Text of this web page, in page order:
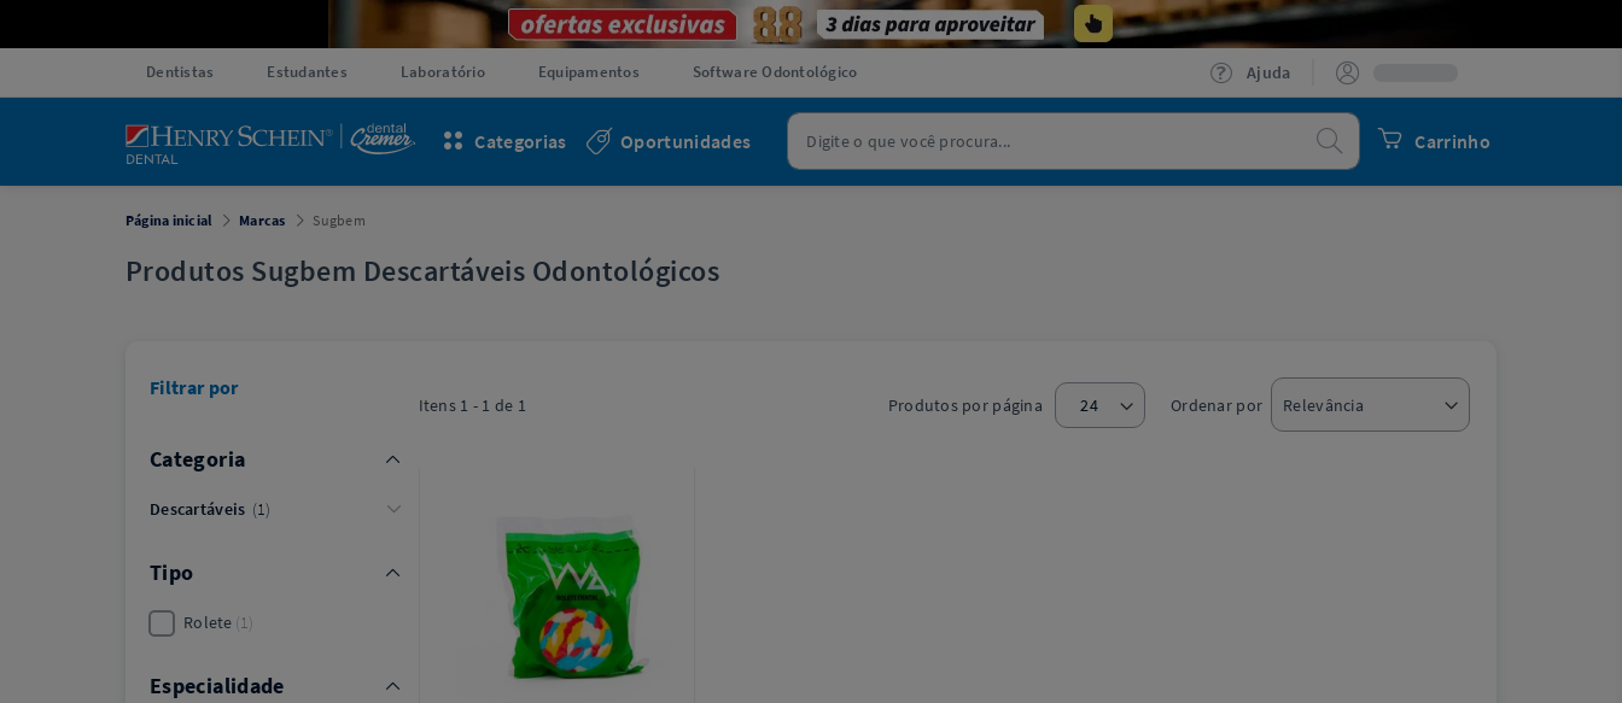
Dentistas Estudantes Laboratório Equipamentos Software Odontológico Ajuda
Carrinho
Procurar
Oportunidades
Categorias
Página inicial Marcas Sugbem
Produtos Sugbem Descartáveis Odontológicos
Itens 1 - 1 de 1 Produtos por página Ordenar por
Filtrar por
Categoria
Descartáveis 1
Tipo
Rolete 1
Especialidade